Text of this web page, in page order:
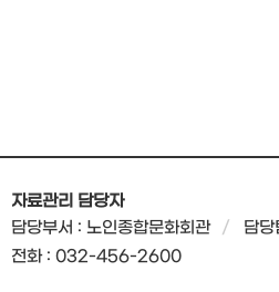
자료관리 담당자
담당부서 : 노인종합문화회관
담당
전화 : 032-456-2600